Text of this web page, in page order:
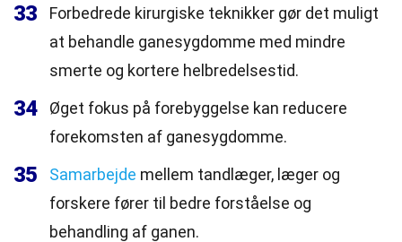
33
Forbedrede kirurgiske teknikker gør det muligt
at behandle ganesygdomme med mindre
smerte og kortere helbredelsestid.
34
Øget fokus på forebyggelse kan reducere
forekomsten af ganesygdomme.
35 Samarbejde mellem tandlæger, læger og
forskere fører til bedre forståelse og
behandling af ganen.